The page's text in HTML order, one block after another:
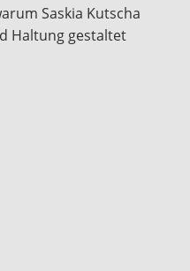
Saskia Kutscha
Haltung gestaltet